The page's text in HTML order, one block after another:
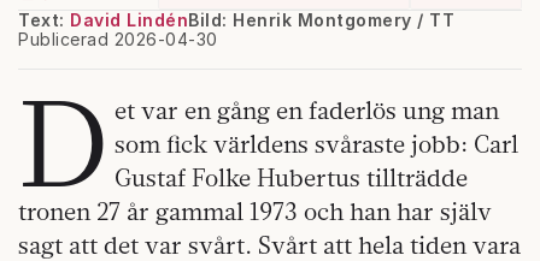
Text: David Lindén
Publicerad 2026-04-30
Bild: Henrik Montgomery / TT
D et var en gång en faderlös ung man
som fick världens svåraste jobb: Carl
Gustaf Folke Hubertus tillträdde
tronen 27 år gammal 1973 och han har själv
sagt att det var svårt. Svårt att hela tiden vara